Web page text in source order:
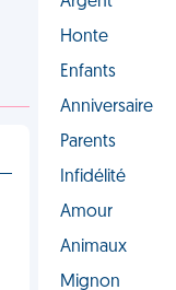
Honte
Enfants
Anniversaire
Parents
Infidélité
Amour
Animaux
Mignon